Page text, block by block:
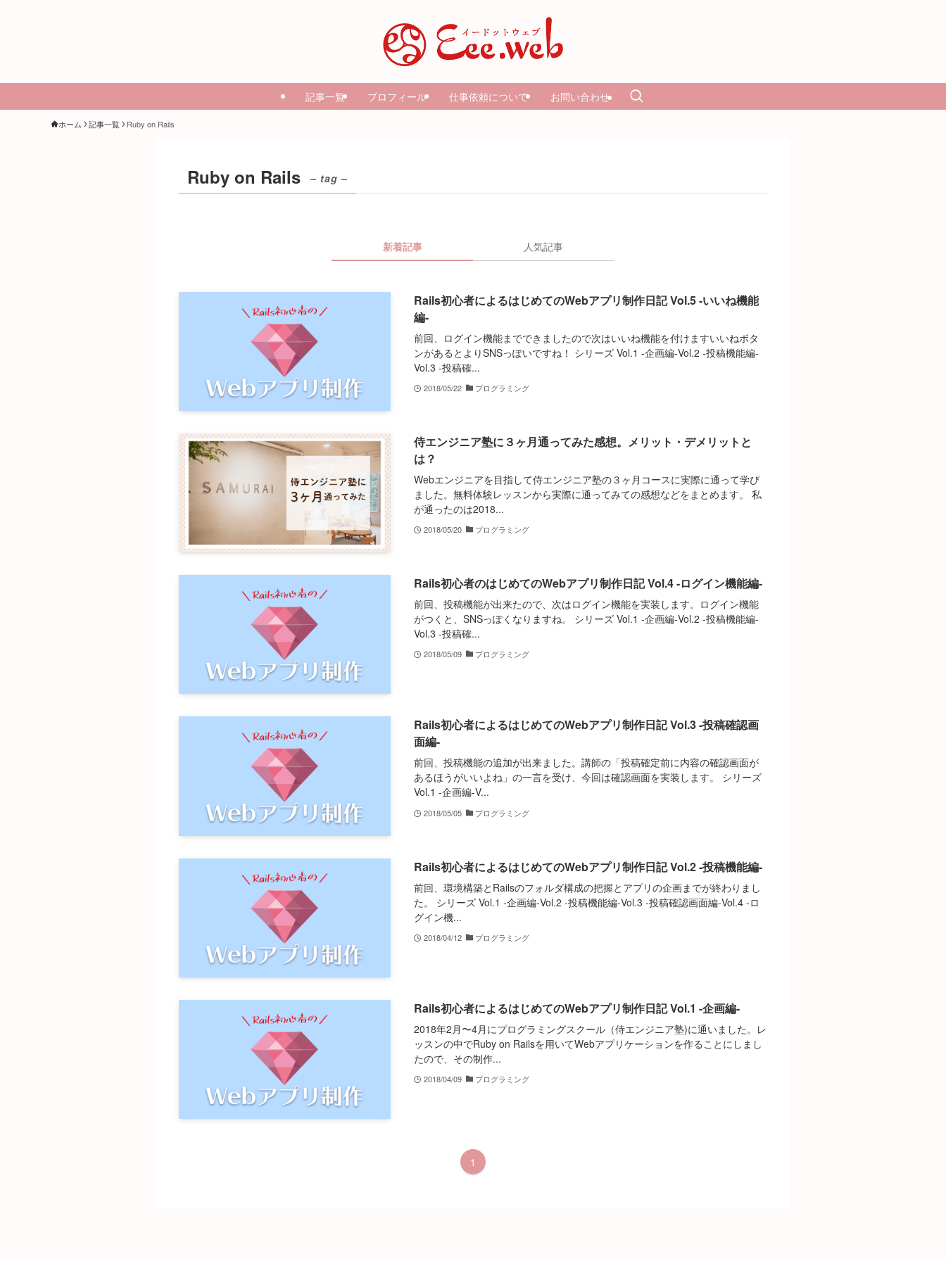
記事一覧 プロフィール 仕事依頼について お問い合わせ
ホーム 記事一覧 Ruby on Rails
Ruby on Rails – tag –
新着記事 人気記事
Rails初心者によるはじめてのWebアプリ制作日記 Vol.5 -いいね機能
編-
前回、ログイン機能までできましたので次はいいね機能を付けますいいねボタ
ンがあるとよりSNSっぽいですね！ シリーズ Vol.1 -企画編-Vol.2 -投稿機能編-
Vol.3 -投稿確...
2018/05/22 プログラミング
侍エンジニア塾に３ヶ月通ってみた感想。メリット・デメリットと
は？
Webエンジニアを目指して侍エンジニア塾の３ヶ月コースに実際に通って学び
ました。無料体験レッスンから実際に通ってみての感想などをまとめます。 私
が通ったのは2018...
2018/05/20 プログラミング
Rails初心者のはじめてのWebアプリ制作日記 Vol.4 -ログイン機能編-
前回、投稿機能が出来たので、次はログイン機能を実装します。ログイン機能
がつくと、SNSっぽくなりますね。 シリーズ Vol.1 -企画編-Vol.2 -投稿機能編-
Vol.3 -投稿確...
2018/05/09 プログラミング
Rails初心者によるはじめてのWebアプリ制作日記 Vol.3 -投稿確認画
面編-
前回、投稿機能の追加が出来ました。講師の「投稿確定前に内容の確認画面が
あるほうがいいよね」の一言を受け、今回は確認画面を実装します。 シリーズ
Vol.1 -企画編-V...
2018/05/05 プログラミング
Rails初心者によるはじめてのWebアプリ制作日記 Vol.2 -投稿機能編-
前回、環境構築とRailsのフォルダ構成の把握とアプリの企画までが終わりまし
た。 シリーズ Vol.1 -企画編-Vol.2 -投稿機能編-Vol.3 -投稿確認画面編-Vol.4 -ロ
グイン機...
2018/04/12 プログラミング
Rails初心者によるはじめてのWebアプリ制作日記 Vol.1 -企画編-
2018年2月〜4月にプログラミングスクール（侍エンジニア塾)に通いました。レ
ッスンの中でRuby on Railsを用いてWebアプリケーションを作ることにしまし
たので、その制作...
2018/04/09 プログラミング
1